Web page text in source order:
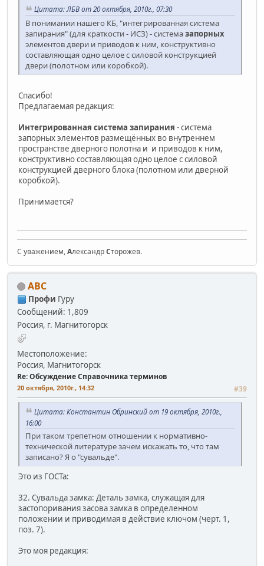
Цитата: ЛБВ от 20 октября, 2010г., 07:30
В понимании нашего КБ, "интегрированная система
запирания" (для краткости - ИСЗ) - системазапорных
элементов двери и приводов к ним, конструктивно
составляющая одно целое с силовой конструкцией
двери (полотном или коробкой).
Спасибо!
Предлагаемая редакция:
Интегрированная система запирания - система
запорных элементов размещённых во внутреннем
пространстве дверного полотна и и приводов к ним,
конструктивно составляющая одно целое с силовой
конструкцией дверного блока (полотном или дверной
коробкой).
Принимается?
С уважением,АлександрСторожев.
АВС
Профи Гуру
Сообщений: 1,809
Россия, г. Магнитогорск
Местоположение:
Россия, Магнитогорск
Re: Обсуждение Справочника терминов
20 октября, 2010г., 14:32 #39
Цитата: Константин Обринский от 19 октября, 2010г.,
16:00
При таком трепетном отношении к нормативно-
технической литературе зачем искажать то, что там
записано? Я о "сувальде".
Это из ГОСТа:
32. Сувальда замка: Деталь замка, служащая для
застопоривания засова замка в определенном
положении и приводимая в действие ключом (черт. 1,
поз. 7).
Это моя редакция: